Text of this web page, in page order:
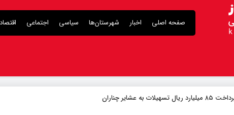
صفحه اصلی اخبار شهرستان‌ها سیاسی اجتماعی
میلیارد ریال تسهیلات به عشایر چناران